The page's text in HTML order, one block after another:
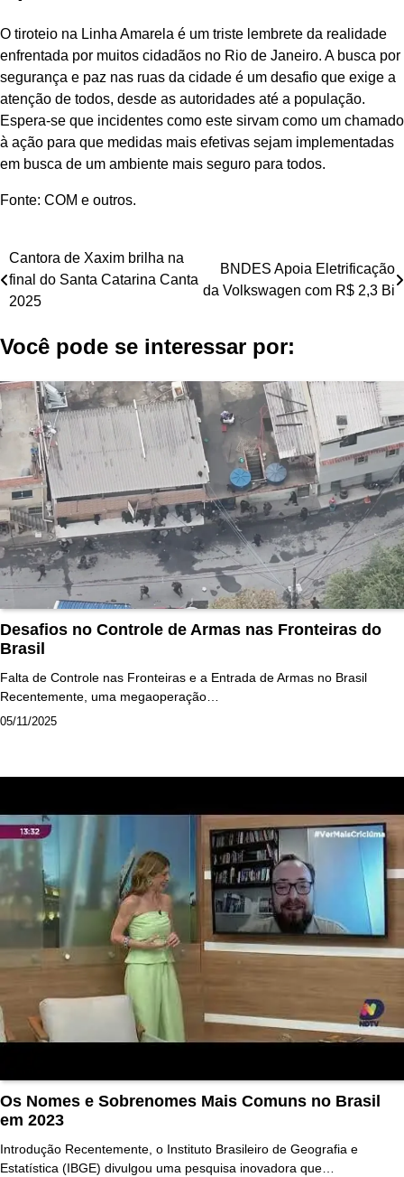
O tiroteio na Linha Amarela é um triste lembrete da realidade
enfrentada por muitos cidadãos no Rio de Janeiro. A busca por
segurança e paz nas ruas da cidade é um desafio que exige a
atenção de todos, desde as autoridades até a população.
Espera-se que incidentes como este sirvam como um chamado
à ação para que medidas mais efetivas sejam implementadas
em busca de um ambiente mais seguro para todos.
Fonte: COM e outros.
Navegação
de
Cantora de Xaxim brilha na
final do Santa Catarina Canta
2025
BNDES Apoia Eletrificação
da Volkswagen com R$ 2,3 Bi
Você pode se interessar por:
Desafios no Controle de Armas nas Fronteiras do
Brasil
Falta de Controle nas Fronteiras e a Entrada de Armas no Brasil
Recentemente, uma megaoperação…
05/11/2025
Os Nomes e Sobrenomes Mais Comuns no Brasil
em 2023
Introdução Recentemente, o Instituto Brasileiro de Geografia e
Estatística (IBGE) divulgou uma pesquisa inovadora que…